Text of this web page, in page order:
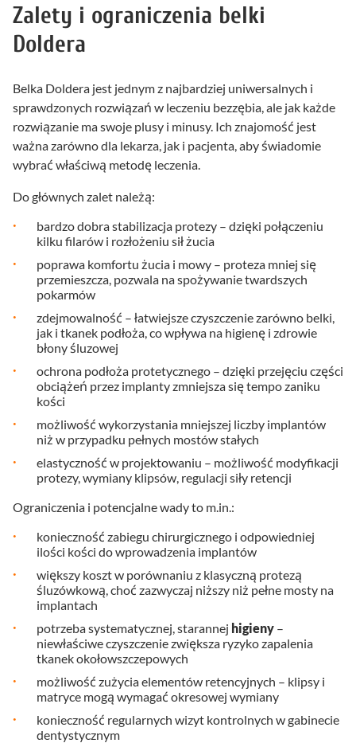
Zalety i ograniczenia belki
Doldera
Belka Doldera jest jednym z najbardziej uniwersalnych i
sprawdzonych rozwiązań w leczeniu bezzębia, ale jak każde
rozwiązanie ma swoje plusy i minusy. Ich znajomość jest
ważna zarówno dla lekarza, jak i pacjenta, aby świadomie
wybrać właściwą metodę leczenia.
Do głównych zalet należą:
bardzo dobra stabilizacja protezy – dzięki połączeniu
kilku filarów i rozłożeniu sił żucia
poprawa komfortu żucia i mowy – proteza mniej się
przemieszcza, pozwala na spożywanie twardszych
pokarmów
zdejmowalność – łatwiejsze czyszczenie zarówno belki,
jak i tkanek podłoża, co wpływa na higienę i zdrowie
błony śluzowej
ochrona podłoża protetycznego – dzięki przejęciu części
obciążeń przez implanty zmniejsza się tempo zaniku
kości
możliwość wykorzystania mniejszej liczby implantów
niż w przypadku pełnych mostów stałych
elastyczność w projektowaniu – możliwość modyfikacji
protezy, wymiany klipsów, regulacji siły retencji
Ograniczenia i potencjalne wady to m.in.:
konieczność zabiegu chirurgicznego i odpowiedniej
ilości kości do wprowadzenia implantów
większy koszt w porównaniu z klasyczną protezą
śluzówkową, choć zazwyczaj niższy niż pełne mosty na
implantach
potrzeba systematycznej, starannej higieny –
niewłaściwe czyszczenie zwiększa ryzyko zapalenia
tkanek okołowszczepowych
możliwość zużycia elementów retencyjnych – klipsy i
matryce mogą wymagać okresowej wymiany
konieczność regularnych wizyt kontrolnych w gabinecie
dentystycznym